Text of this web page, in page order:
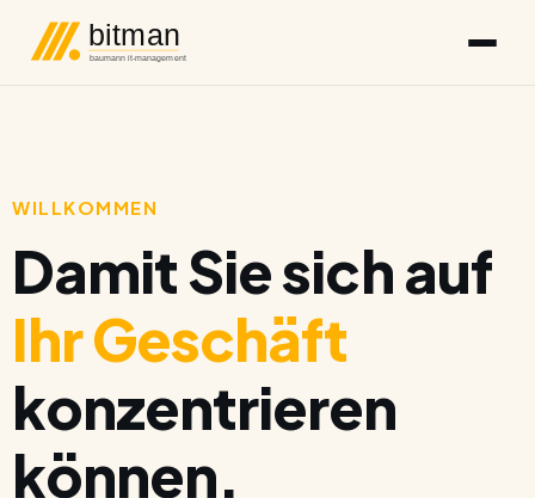
bitman
baumann it-management
WILLKOMMEN
Damit Sie sich auf
Ihr Geschäft
konzentrieren
können.